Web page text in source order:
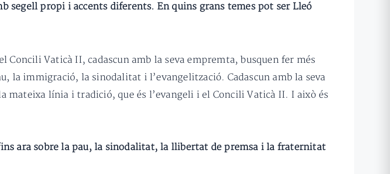
segell propi i accents diferents. En quins grans temes pot ser Lleó
Concili Vaticà II, cadascun amb la seva empremta, busquen fer més
la immigració, la sinodalitat i l’evangelització. Cadascun amb la seva
mateixa línia i tradició, que és l’evangeli i el Concili Vaticà II. I això és
ara sobre la pau, la sinodalitat, la llibertat de premsa i la fraternitat